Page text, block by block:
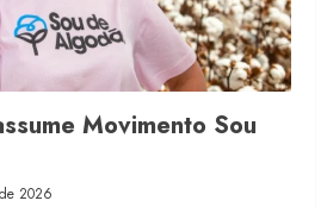
Movimento Sou
2026